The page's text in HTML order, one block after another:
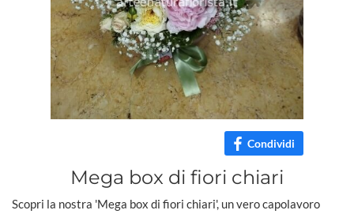
Condividi
Mega box di fiori chiari
Scopri la nostra 'Mega box di fiori chiari', un vero capolavoro